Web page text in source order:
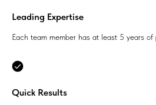
Leading Expertise
Each team member has at least 5 years of
Quick Results